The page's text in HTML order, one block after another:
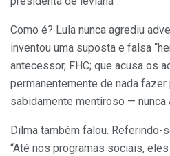
Como é? Lula nunca agrediu
inventou uma suposta e falsa
antecessor, FHC; que acusa os
permanentemente de nada
sabidamente mentiroso — nunca
Dilma também falou. Referindo-
“Até nos programas sociais,